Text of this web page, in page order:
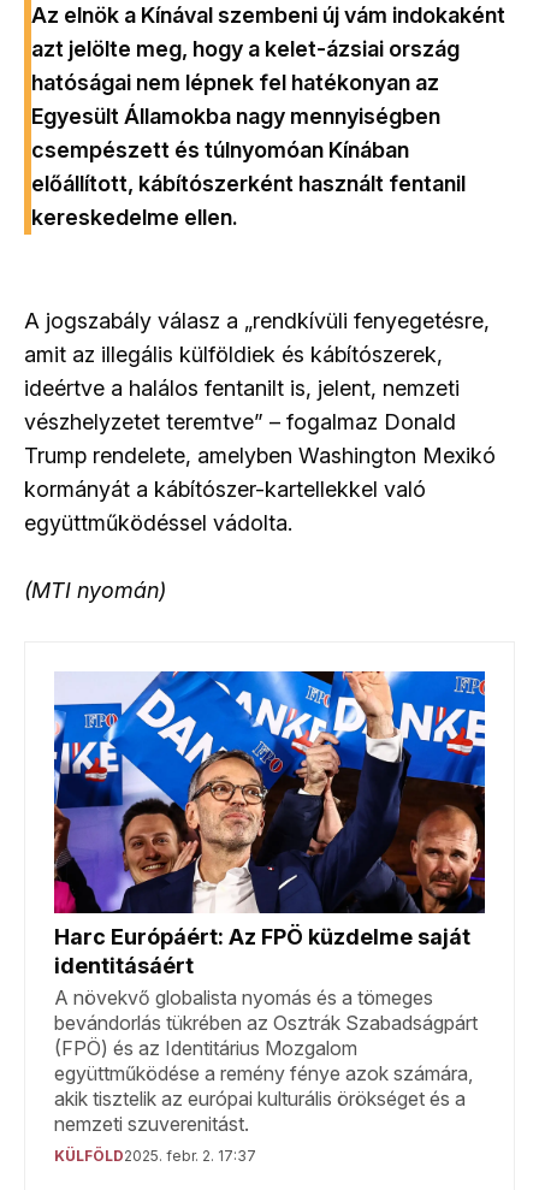
Az elnök a Kínával szembeni új vám indokaként
azt jelölte meg, hogy a kelet-ázsiai ország
hatóságai nem lépnek fel hatékonyan az
Egyesült Államokba nagy mennyiségben
csempészett és túlnyomóan Kínában
előállított, kábítószerként használt fentanil
kereskedelme ellen.
A jogszabály válasz a „rendkívüli fenyegetésre,
amit az illegális külföldiek és kábítószerek,
ideértve a halálos fentanilt is, jelent, nemzeti
vészhelyzetet teremtve” – fogalmaz Donald
Trump rendelete, amelyben Washington Mexikó
kormányát a kábítószer-kartellekkel való
együttműködéssel vádolta.
(MTI nyomán)